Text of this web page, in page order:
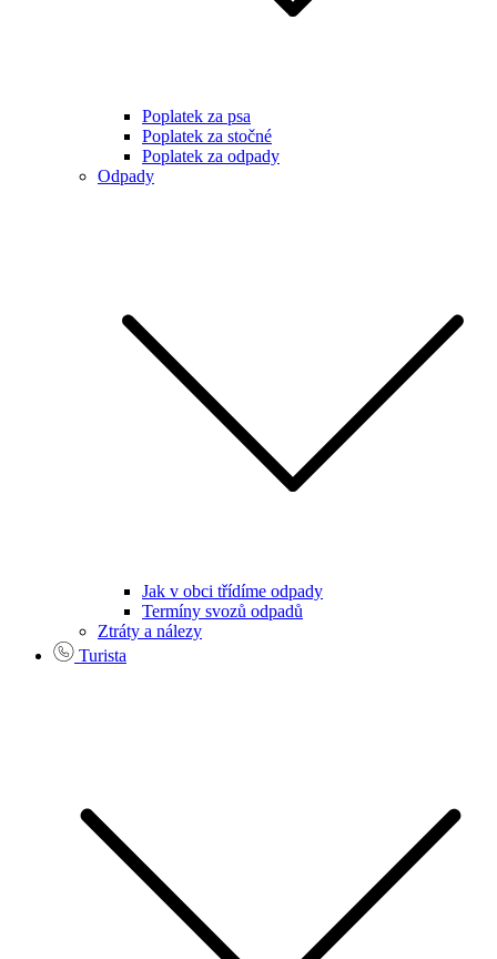
Poplatek za psa
Poplatek za stočné
Poplatek za odpady
Odpady
Jak v obci třídíme odpady
Termíny svozů odpadů
Ztráty a nálezy
Turista